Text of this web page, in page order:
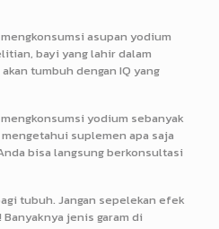
asupan yodium
bayi yang lahir dalam
tumbuh dengan IQ yang
yodium sebanyak
suplemen apa saja
bisa langsung berkonsultasi
tubuh. Jangan sepelekan efek
jenis garam di